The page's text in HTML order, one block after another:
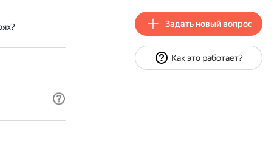
Задать новый вопрос
Как это работает?